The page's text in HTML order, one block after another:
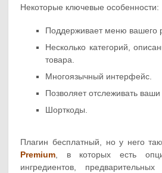
Некоторые ключевые особенности:
Поддерживает меню вашего
Несколько категорий,
товара.
Многоязычный интерфейс.
Позволяет отслеживать
Шорткоды.
Плагин бесплатный, но у него
Premium, в которых есть
ингредиентов,